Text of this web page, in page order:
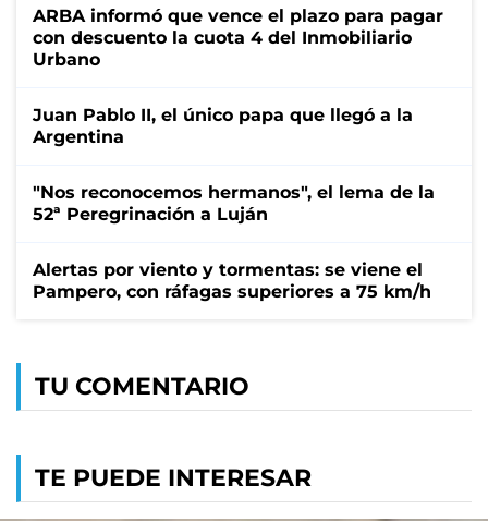
ARBA informó que vence el plazo para pagar
con descuento la cuota 4 del Inmobiliario
Urbano
Juan Pablo II, el único papa que llegó a la
Argentina
"Nos reconocemos hermanos", el lema de la
52ª Peregrinación a Luján
Alertas por viento y tormentas: se viene el
Pampero, con ráfagas superiores a 75 km/h
TU COMENTARIO
TE PUEDE INTERESAR